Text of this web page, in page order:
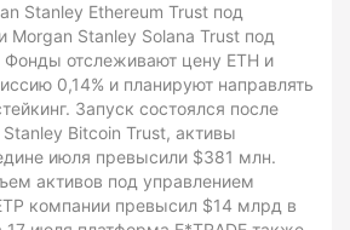
Stanley Ethereum Trust под
Morgan Stanley Solana Trust под
Фонды отслеживают цену ETH и
0,14% и планируют направлять
Запуск состоялся после
Bitcoin Trust, активы
июля превысили $381 млн.
активов под управлением
компании превысил $14 млрд в